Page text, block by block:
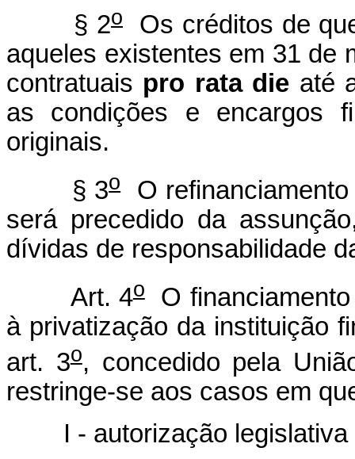
§ 2o
Os créditos de
aqueles existentes em 31 de
contratuais pro rata die até
as condições e encargos
originais.
§ 3oO refinanciamento
será precedido da
dívidas de responsabilidade
Art. 4oO financiamento
à privatização da instituição
art. 3o, concedido pela
restringe-se aos casos em
I - autorização legislativa